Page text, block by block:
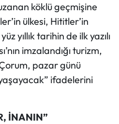
köklü geçmişine
ülkesi, Hititler’in
yıllık tarihin de ilk yazılı
imzalandığı turizm,
pazar günü
ifadelerini
İNANIN”